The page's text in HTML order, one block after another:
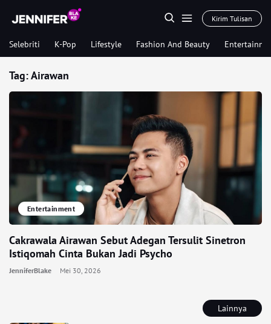
Kirim Tulisan
Selebriti K-Pop Lifestyle Fashion And Beauty
Lainnya
Tag:Airawan
Entertainment
Cakrawala Airawan Sebut Adegan Tersulit Sinetron
Istiqomah Cinta Bukan Jadi Psycho
JenniferBlake Mei 30, 2026